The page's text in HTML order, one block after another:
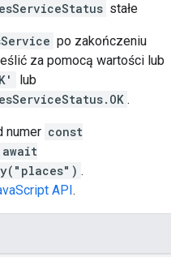
stałe
po zakończeniu
za pomocą wartości lub
lub
.
numer const
.
API .